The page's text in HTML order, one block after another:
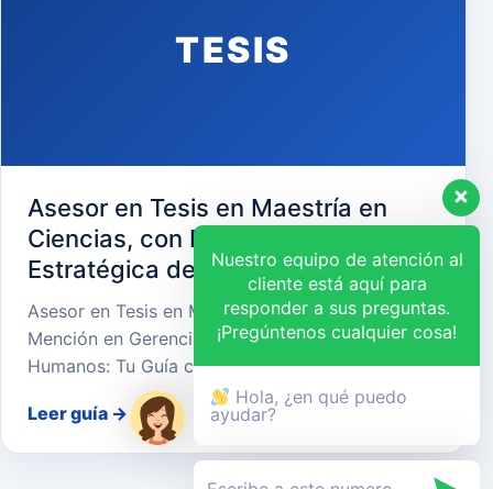
TESIS
Asesor en Tesis en Maestría en
Ciencias, con Mención en Gerencia
Estratégica de Recursos Humanos
Asesor en Tesis en Maestría en Ciencias, con
Mención en Gerencia Estratégica de Recursos
Humanos: Tu Guía cara…
Leer guía →
Nuestro equipo de atención al
cliente está aquí para
responder a sus preguntas.
¡Pregúntenos cualquier cosa!
Hola, ¿en qué puedo
ayudar?